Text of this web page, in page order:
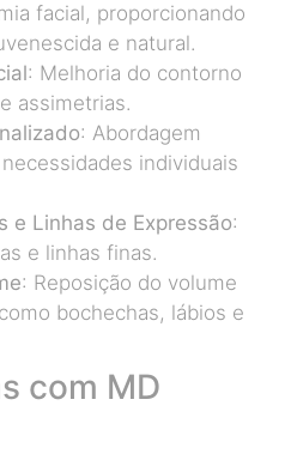
facial, proporcionando
e natural.
: Melhoria do contorno
assimetrias.
: Abordagem
individuais
e Linhas de Expressão:
e linhas finas.
: Reposição do volume
bochechas, lábios e
com MD